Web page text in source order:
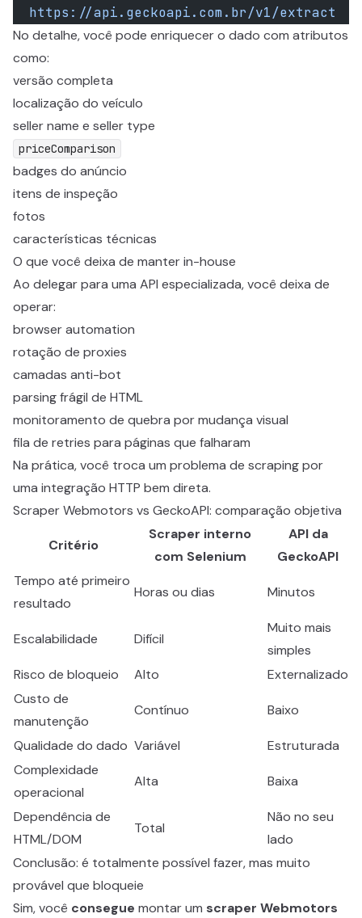
  https://api.geckoapi.com.br/v1/extract
No detalhe, você pode enriquecer o dado com atributos
como:
versão completa
localização do veículo
seller name e seller type
priceComparison
badges do anúncio
itens de inspeção
fotos
características técnicas
O que você deixa de manter in-house
Ao delegar para uma API especializada, você deixa de
operar:
browser automation
rotação de proxies
camadas anti-bot
parsing frágil de HTML
monitoramento de quebra por mudança visual
fila de retries para páginas que falharam
Na prática, você troca um problema de scraping por
uma integração HTTP bem direta.
Scraper Webmotors vs GeckoAPI: comparação objetiva
Critério
Scraper interno
com Selenium
API da
GeckoAPI
Tempo até primeiro
resultado
Horas ou dias Minutos
Escalabilidade Difícil
Muito mais
simples
Risco de bloqueio
Alto
Externalizado
Custo de
manutenção
Contínuo Baixo
Qualidade do dado Variável
Estruturada
Complexidade
operacional
Alta Baixa
Dependência de
HTML/DOM
Total
Não no seu
lado
Conclusão: é totalmente possível fazer, mas muito
provável que bloqueie
Sim, você consegue montar um scraper Webmotors